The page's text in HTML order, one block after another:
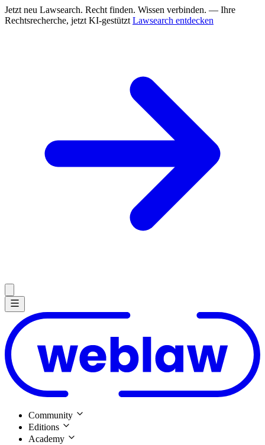
Jetzt neu Lawsearch. Recht finden. Wissen verbinden. — Ihre
Rechtsrecherche, jetzt KI-gestützt Lawsearch entdecken
Community
Editions
Academy